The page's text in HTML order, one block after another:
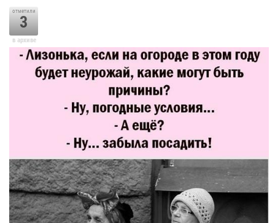
отметили
3
в архиве